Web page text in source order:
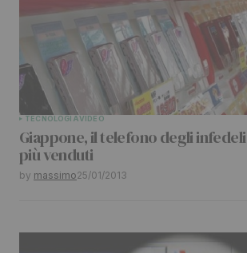
TECNOLOGIAVIDEO
Giappone, il telefono degli
più venduti
by massimo25/01/2013